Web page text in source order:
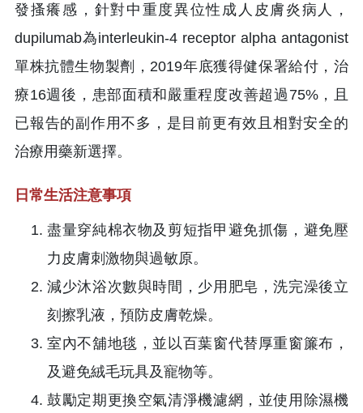
發搔癢感，針對中重度異位性成人皮膚炎病人，
dupilumab為interleukin-4 receptor alpha antagonist
單株抗體生物製劑，2019年底獲得健保署給付，治
療16週後，患部面積和嚴重程度改善超過75%，且
已報告的副作用不多，是目前更有效且相對安全的
治療用藥新選擇。
日常生活注意事項
盡量穿純棉衣物及剪短指甲避免抓傷，避免壓
力皮膚刺激物與過敏原。
減少沐浴次數與時間，少用肥皂，洗完澡後立
刻擦乳液，預防皮膚乾燥。
室內不舖地毯，並以百葉窗代替厚重窗簾布，
及避免絨毛玩具及寵物等。
鼓勵定期更換空氣清淨機濾網，並使用除濕機